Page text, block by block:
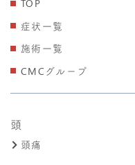
TOP
症状一覧
施術一覧
CMCグループ
頭
頭痛